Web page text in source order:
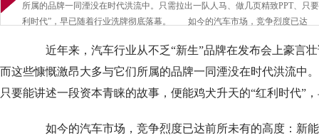
所属的品牌一同湮没在时代洪流中。只需拉出一队人马、做几页精致PPT、只
利时代”，早已随着行业洗牌彻底落幕。 如今的汽车市场，竞争烈度已达
近年来，汽车行业从不乏“新生”品牌在发布会上豪言
而这些慷慨激昂大多与它们所属的品牌一同湮没在时代洪流中
只要能讲述一段资本青睐的故事，便能鸡犬升天的“红利时代”
如今的汽车市场，竞争烈度已达前所未有的高度：新能